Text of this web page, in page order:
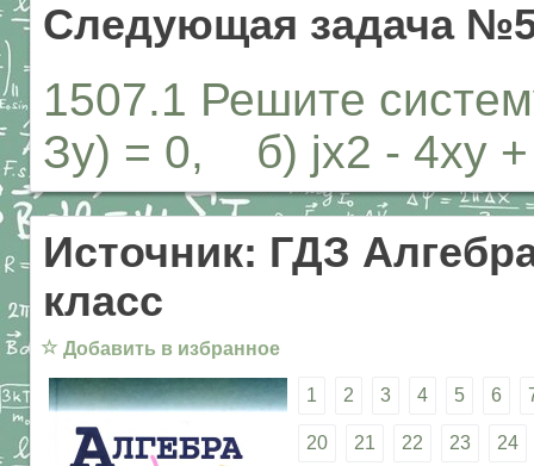
Следующая задача
1507.1 Решите
Зу) = 0, б) jx2 - 4ху +
Источник: ГДЗ
класс
☆ Добавить в избранное
1 2 3 4 5 6
20 21 22 23 24